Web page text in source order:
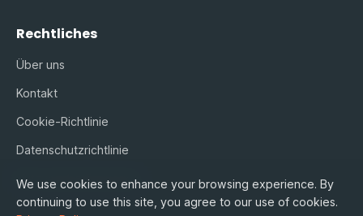
We use cookies to enhance your browsing experience. By
continuing to use this site, you agree to our use of cookies.
Rechtliches
Über uns
Kontakt
Cookie-Richtlinie
Datenschutzrichtlinie
Nutzungsbedingungen